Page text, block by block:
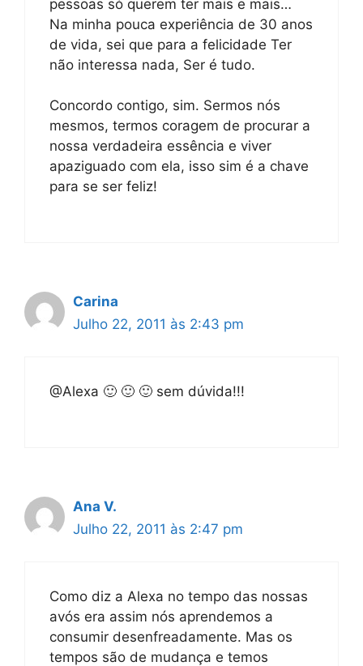
pessoas só querem ter mais e mais…
Na minha pouca experiência de 30 anos
de vida, sei que para a felicidade Ter
não interessa nada, Ser é tudo.
Concordo contigo, sim. Sermos nós
mesmos, termos coragem de procurar a
nossa verdadeira essência e viver
apaziguado com ela, isso sim é a chave
para se ser feliz!
Carina
Julho 22, 2011 às 2:43 pm
@Alexa 🙂 🙂 🙂 sem dúvida!!!
Ana V.
Julho 22, 2011 às 2:47 pm
Como diz a Alexa no tempo das nossas
avós era assim nós aprendemos a
consumir desenfreadamente. Mas os
tempos são de mudança e temos